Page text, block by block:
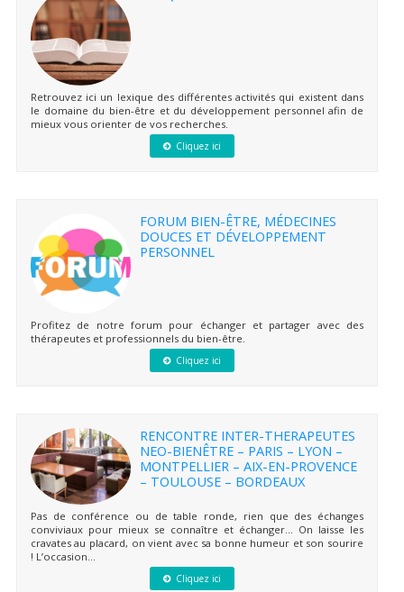
Retrouvez ici un lexique des différentes activités qui existent dans
le domaine du bien-être et du développement personnel afin de
mieux vous orienter de vos recherches.
Cliquez ici
FORUM BIEN-ÊTRE, MÉDECINES
DOUCES ET DÉVELOPPEMENT
PERSONNEL
Profitez de notre forum pour échanger et partager avec des
thérapeutes et professionnels du bien-être.
Cliquez ici
RENCONTRE INTER-THERAPEUTES
NEO-BIENÊTRE – PARIS – LYON –
MONTPELLIER – AIX-EN-PROVENCE
– TOULOUSE – BORDEAUX
Pas de conférence ou de table ronde, rien que des échanges
conviviaux pour mieux se connaître et échanger… On laisse les
cravates au placard, on vient avec sa bonne humeur et son sourire
! L’occasion...
Cliquez ici